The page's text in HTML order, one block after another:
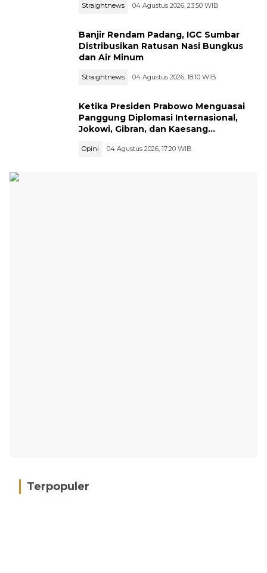
Straightnews 04 Agustus 2026, 23:50 WIB
Banjir Rendam Padang, IGC Sumbar
Distribusikan Ratusan Nasi Bungkus
dan Air Minum
Straightnews 04 Agustus 2026, 18:10 WIB
Ketika Presiden Prabowo Menguasai
Panggung Diplomasi Internasional,
Jokowi, Gibran, dan Kaesang
Opini 04 Agustus 2026, 17:20 WIB
Terpopuler